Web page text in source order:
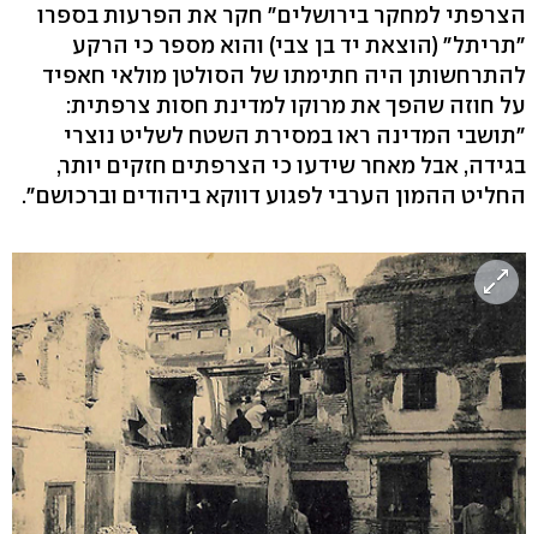
הצרפתי למחקר בירושלים" חקר את הפרעות בספרו
"תריתל" (הוצאת יד בן צבי) והוא מספר כי הרקע
להתרחשותן היה חתימתו של הסולטן מולאי חאפיד
על חוזה שהפך את מרוקו למדינת חסות צרפתית:
"תושבי המדינה ראו במסירת השטח לשליט נוצרי
בגידה, אבל מאחר שידעו כי הצרפתים חזקים יותר,
החליט ההמון הערבי לפגוע דווקא ביהודים וברכושם".